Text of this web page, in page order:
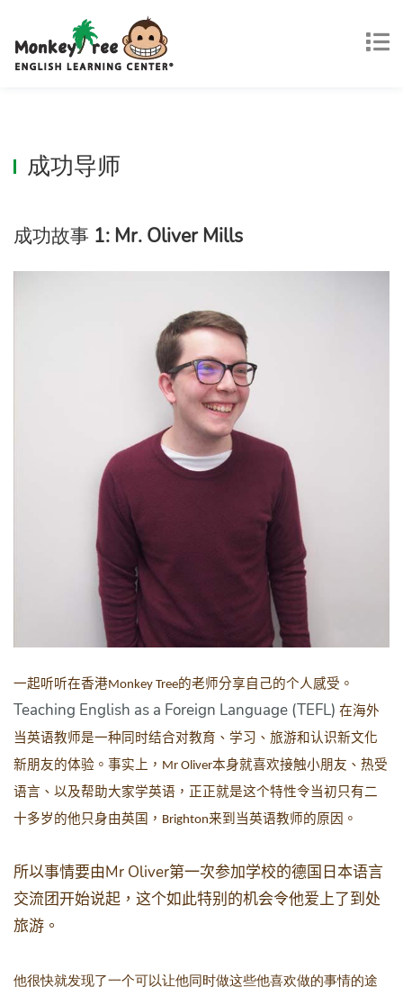
成功导师
成功故事 1: Mr. Oliver Mills
一起听听在香港Monkey Tree的老师分享自己的个人感受。
Teaching English as a Foreign Language (TEFL) 在海外
当英语教师是一种同时结合对教育、学习、旅游和认识新文化
新朋友的体验。事实上， Mr Oliver本身就喜欢接触小朋友、热受
语言、以及帮助大家学英语，正正就是这个特性令当初只有二
十多岁的他只身由英国， Brighton来到当英语教师的原因。
所以事情要由Mr Oliver第一次参加学校的德国日本语言
交流团开始说起，这个如此特别的机会令他爱上了到处
旅游。
他很快就发现了一个可以让他同时做这些他喜欢做的事情的途